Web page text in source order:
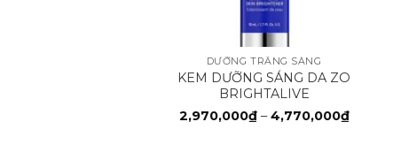
DƯỠNG TRẮNG SÁNG
KEM DƯỠNG SÁNG DA ZO
BRIGHTALIVE
2,970,000₫ – 4,770,000₫Khoảng
giá: